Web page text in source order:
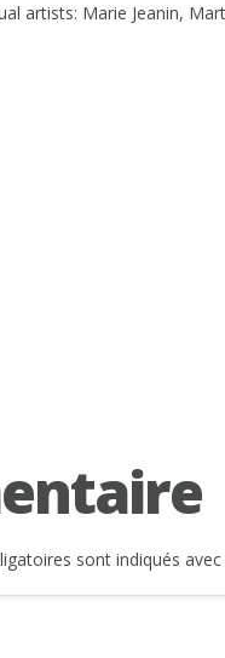
artists: Marie Jeanin,
sont indiqués avec